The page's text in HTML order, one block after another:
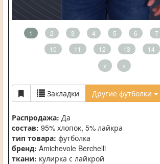
1 2 3 4 5 6 7
10
11 12 13 14
< >
Закладки Другие футболки
Распродажа: Да
состав: 95% хлопок, 5% лайкра
тип товара: футболка
бренд: Amichevole Berchelli
ткани: кулирка с лайкрой